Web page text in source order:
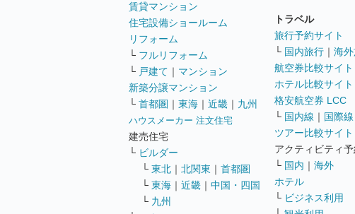
賃貸マンション
住宅設備ショールーム
リフォーム
└ フルリフォーム
└ 戸建て ｜ マンション
新築分譲マンション
└ 首都圏 ｜ 東海 ｜ 近畿 ｜ 九州
ハウスメーカー 注文住宅
建売住宅
└ ビルダー
└ 東北 ｜ 北関東 ｜ 首都圏
└ 東海 ｜ 近畿 ｜ 中国・四国
└ 九州
トラベル
旅行予約サイト
└ 国内旅行 ｜ 海
航空券比較サイト
ホテル比較サイト
格安航空券 LCC
└ 国内線 ｜ 国際線
ツアー比較サイト
アクティビティ予
└ 国内 ｜ 海外
ホテル
└ ビジネス利用